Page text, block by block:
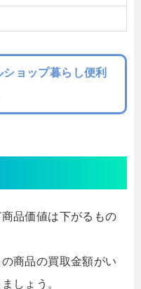
ョップ暮らし便利
品価値は下がるもの
商品の買取金額がい
しょう。